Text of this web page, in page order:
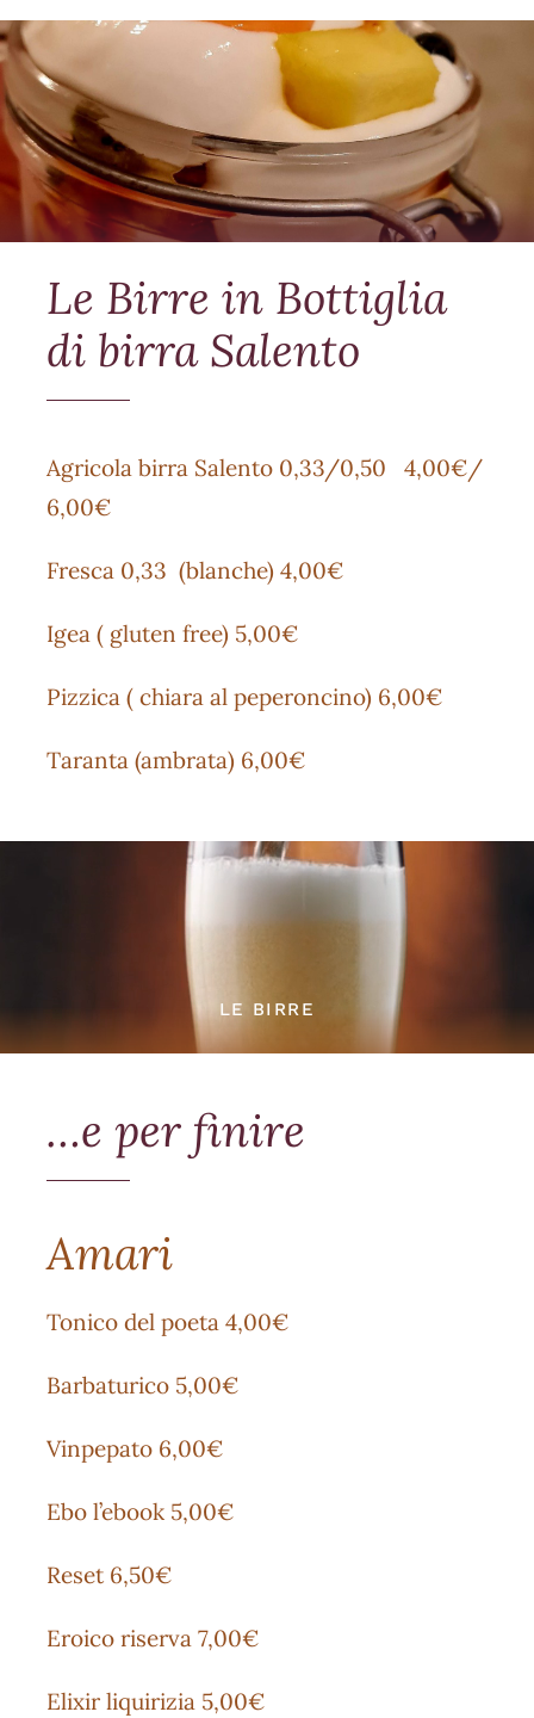
Le Birre in Bottiglia
di birra Salento
Agricola birra Salento 0,33/0,50 4,00€/
6,00€
Fresca 0,33 (blanche) 4,00€
Igea ( gluten free) 5,00€
Pizzica ( chiara al peperoncino) 6,00€
Taranta (ambrata) 6,00€
LE BIRRE
…e per finire
Amari
Tonico del poeta 4,00€
Barbaturico 5,00€
Vinpepato 6,00€
Ebo l’ebook 5,00€
Reset 6,50€
Eroico riserva 7,00€
Elixir liquirizia 5,00€